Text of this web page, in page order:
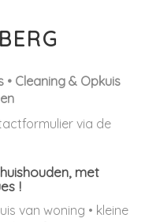
• Cleaning & Opkuis
via de
huishouden, met
!
van woning • kleine